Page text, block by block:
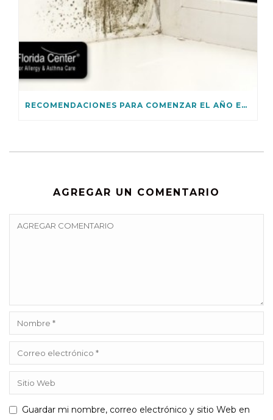
RECOMENDACIONES PARA COMENZAR EL AÑO EN UN AMBIENTE INCLUSIVO
AGREGAR UN COMENTARIO
Guardar mi nombre, correo electrónico y sitio Web en